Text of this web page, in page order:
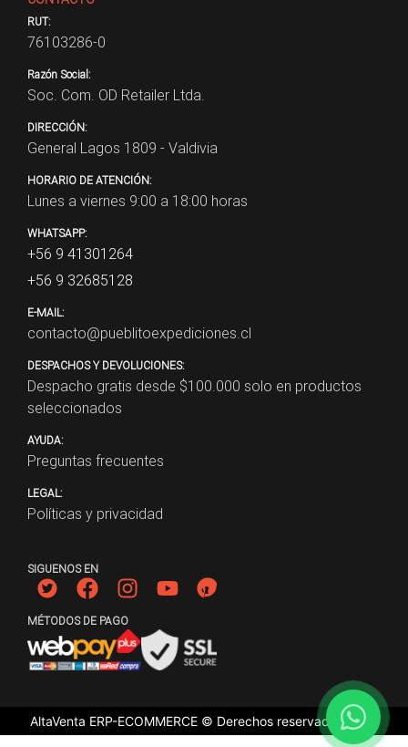
RUT:
76103286-0
Razón Social:
Soc. Com. OD Retailer Ltda.
DIRECCIÓN:
General Lagos 1809 - Valdivia
HORARIO DE ATENCIÓN:
Lunes a viernes 9:00 a 18:00 horas
WHATSAPP:
+56 9 41301264
+56 9 32685128
E-MAIL:
contacto@pueblitoexpediciones.cl
DESPACHOS Y DEVOLUCIONES:
Despacho gratis desde $100.000 solo en productos
seleccionados
AYUDA:
Preguntas frecuentes
LEGAL:
Políticas y privacidad
SIGUENOS EN
MÉTODOS DE PAGO
AltaVenta ERP-ECOMMERCE © Derechos reservados 2026